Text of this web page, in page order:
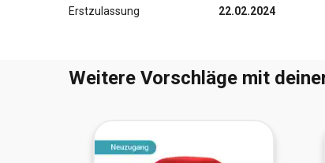
Erstzulassung 22.02.2024
Weitere Vorschläge mit